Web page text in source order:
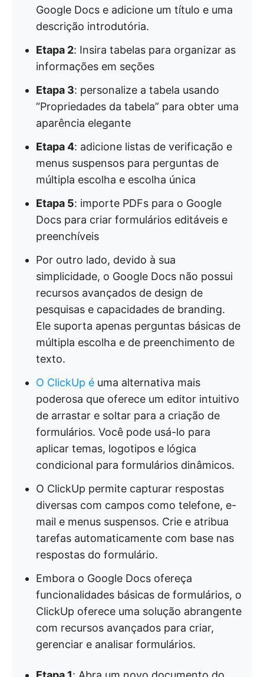
Google Docs e adicione um título e uma
descrição introdutória.
Etapa 2: Insira tabelas para organizar as
informações em seções
Etapa 3: personalize a tabela usando
“Propriedades da tabela” para obter uma
aparência elegante
Etapa 4: adicione listas de verificação e
menus suspensos para perguntas de
múltipla escolha e escolha única
Etapa 5: importe PDFs para o Google
Docs para criar formulários editáveis e
preenchíveis
Por outro lado, devido à sua
simplicidade, o Google Docs não possui
recursos avançados de design de
pesquisas e capacidades de branding.
Ele suporta apenas perguntas básicas de
múltipla escolha e de preenchimento de
texto.
O ClickUp é uma alternativa mais
poderosa que oferece um editor intuitivo
de arrastar e soltar para a criação de
formulários. Você pode usá-lo para
aplicar temas, logotipos e lógica
condicional para formulários dinâmicos.
O ClickUp permite capturar respostas
diversas com campos como telefone, e-
mail e menus suspensos. Crie e atribua
tarefas automaticamente com base nas
respostas do formulário.
Embora o Google Docs ofereça
funcionalidades básicas de formulários, o
ClickUp oferece uma solução abrangente
com recursos avançados para criar,
gerenciar e analisar formulários.